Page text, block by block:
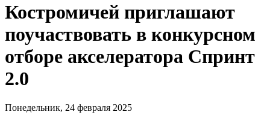
Костромичей приглашают
поучаствовать в конкурсном
отборе акселератора Спринт
2.0
Понедельник, 24 февраля 2025